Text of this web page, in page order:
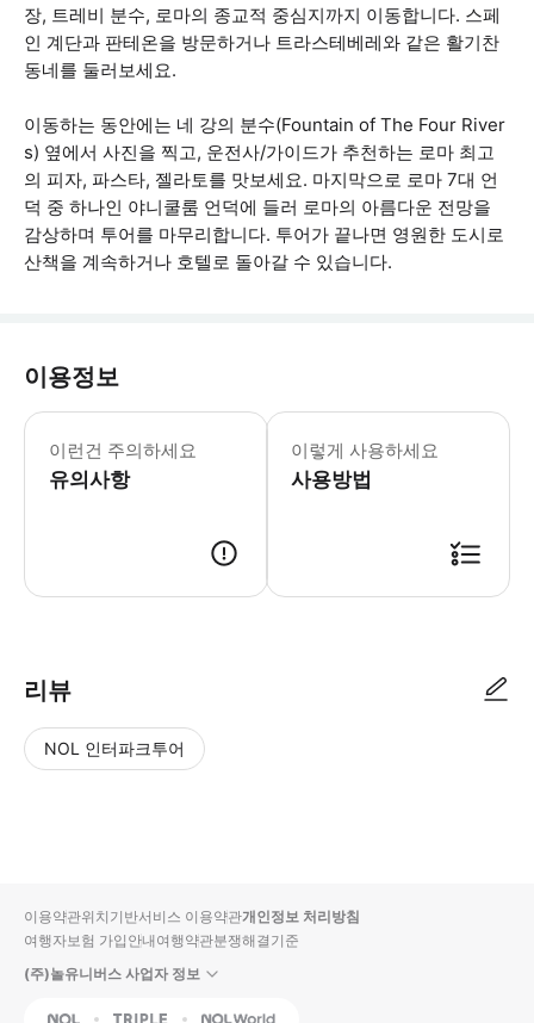
장, 트레비 분수, 로마의 종교적 중심지까지 이동합니다. 스페
인 계단과 판테온을 방문하거나 트라스테베레와 같은 활기찬
동네를 둘러보세요.
이동하는 동안에는 네 강의 분수(Fountain of The Four River
s) 옆에서 사진을 찍고, 운전사/가이드가 추천하는 로마 최고
의 피자, 파스타, 젤라토를 맛보세요. 마지막으로 로마 7대 언
덕 중 하나인 야니쿨룸 언덕에 들러 로마의 아름다운 전망을
감상하며 투어를 마무리합니다. 투어가 끝나면 영원한 도시로
산책을 계속하거나 호텔로 돌아갈 수 있습니다.
이용정보
이런건 주의하세요
유의사항
운전기사는 여행 내내 비공식 현지 가
이렇게 사용하세요
사용방법
리뷰
NOL 인터파크투어
입니
다.
순
상
이용약관위치기반서비스 이용약관개인정보 처리방침
여행자보험 가입안내여행약관분쟁해결기준
(주)놀유니버스 사업자 정보